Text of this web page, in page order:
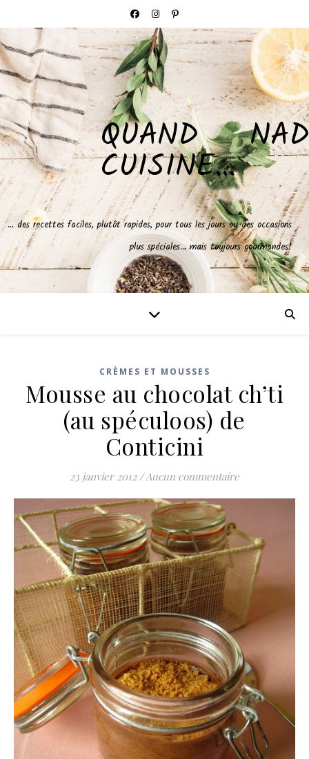
QUAND NAD
CUISINE…
… des recettes faciles, plutôt rapides, pour tous les jours ou des occasions
plus spéciales… mais toujours gourmandes!
CRÈMES ET MOUSSES
Mousse au chocolat ch’ti
(au spéculoos) de
Conticini
23 janvier 2012 /Aucun commentaire